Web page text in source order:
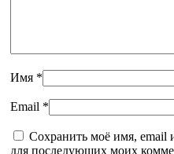
Имя *
Email *
Сохранить моё имя, email
для последующих моих